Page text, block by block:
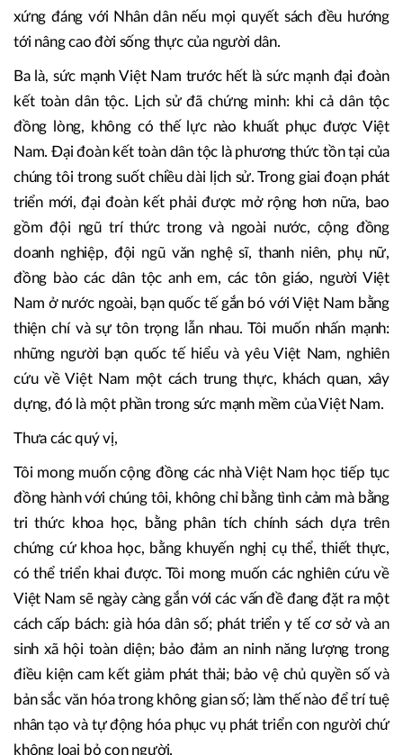
Hai là, hạnh phúc của nhân dân phải được đo bằng nhà ở,
bằng giáo dục, bằng y tế, bằng môi trường sống trong
mỗi gia đình, bằng niềm tin rằng con cháu chúng ta sẽ sống
tốt hơn chúng ta hôm nay. Một Đảng cầm quyền chỉ có thể
xứng đáng với Nhân dân nếu mọi quyết sách đều hướng
tới nâng cao đời sống thực của người dân.
Ba là, sức mạnh Việt Nam trước hết là sức mạnh đại đoàn
kết toàn dân tộc. Lịch sử đã chứng minh: khi cả dân tộc
đồng lòng, không có thế lực nào khuất phục được Việt
Nam. Đại đoàn kết toàn dân tộc là phương thức tồn tại của
chúng tôi trong suốt chiều dài lịch sử. Trong giai đoạn phát
triển mới, đại đoàn kết phải được mở rộng hơn nữa, bao
gồm đội ngũ trí thức trong và ngoài nước, cộng đồng
doanh nghiệp, đội ngũ văn nghệ sĩ, thanh niên, phụ nữ,
đồng bào các dân tộc anh em, các tôn giáo, người Việt
thiện chí và sự tôn trọng lẫn nhau. Tôi muốn nhấn mạnh:
những người bạn quốc tế hiểu và yêu Việt Nam, nghiên
cứu về Việt Nam một cách trung thực, khách quan, xây
dựng, đó là một phần trong sức mạnh mềm của Việt Nam.
Thưa các quý vị,
Tôi mong muốn cộng đồng các nhà Việt Nam học tiếp tục
đồng hành với chúng tôi, không chỉ bằng tình cảm mà bằng
tri thức khoa học, bằng phân tích chính sách dựa trên
chứng cứ khoa học, bằng khuyến nghị cụ thể, thiết thực,
có thể triển khai được. Tôi mong muốn các nghiên cứu về
Việt Nam sẽ ngày càng gắn với các vấn đề đang đặt ra một
cách cấp bách: già hóa dân số; phát triển y tế cơ sở và an